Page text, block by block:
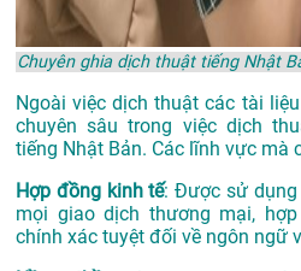
Chuyên ghia dịch thuật tiếng Nhật
Ngoài việc dịch thuật các tài
chuyên sâu trong việc dịch
tiếng Nhật Bản. Các lĩnh vực mà
Hợp đồng kinh tế: Được sử
mọi giao dịch thương mại,
chính xác tuyệt đối về ngôn ngữ